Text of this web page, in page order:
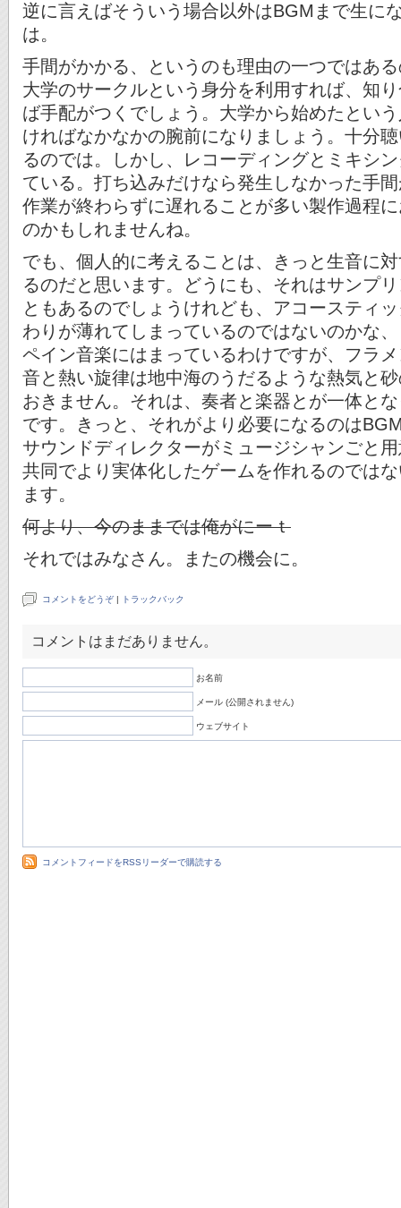
逆に言えばそういう場合以外はBGMまで生に
は。
手間がかかる、というのも理由の一つではあ
大学のサークルという身分を利用すれば、知
ば手配がつくでしょう。大学から始めたとい
ければなかなかの腕前になりましょう。十分
るのでは。しかし、レコーディングとミキシ
ている。打ち込みだけなら発生しなかった手
作業が終わらずに遅れることが多い製作過程
のかもしれませんね。
でも、個人的に考えることは、きっと生音に
るのだと思います。どうにも、それはサンプ
ともあるのでしょうけれども、アコースティ
わりが薄れてしまっているのではないのかな
ペイン音楽にはまっているわけですが、フラ
音と熱い旋律は地中海のうだるような熱気と
おきません。それは、奏者と楽器とが一体と
です。きっと、それがより必要になるのは
サウンドディレクターがミュージシャンごと
共同でより実体化したゲームを作れるのでは
ます。
何より、今のままでは俺がにーｔ
それではみなさん。またの機会に。
コメントをどうぞ | トラックバック
コメントはまだありません。
お名前
メール (公開されません)
ウェブサイト
コメントフィードをRSSリーダーで購読する